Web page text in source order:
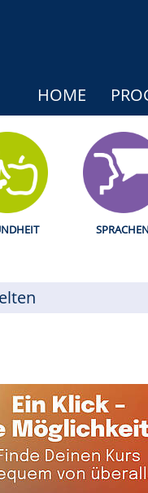
HOME
SPRACHEN